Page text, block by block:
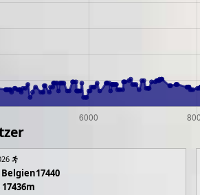
Belgien17440
17436m